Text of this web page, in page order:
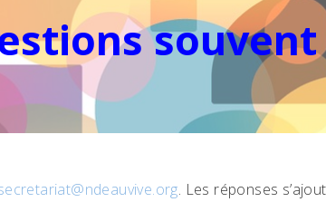
souvent
. Les réponses